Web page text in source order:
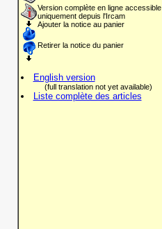
Version complète en ligne accessible
uniquement depuis l'Ircam
Ajouter la notice au panier
Retirer la notice du panier
English version
(full translation not yet available)
Liste complète des articles